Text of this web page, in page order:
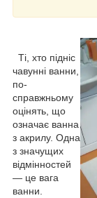
Ті, хто підніс
чавунні ванни,
по-
справжньому
оцінять, що
означає ванна
з акрилу. Одна
з значущих
відмінностей
— це вага
ванни.